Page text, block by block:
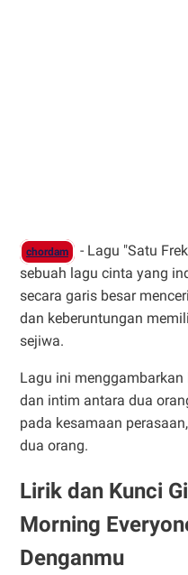
chordam
- Lagu "Satu
sebuah lagu cinta yang
secara garis besar
dan keberuntungan
sejiwa.
Lagu ini
dan intim antara dua
pada kesamaan
dua orang.
Lirik dan Kunci
Morning
Denganmu